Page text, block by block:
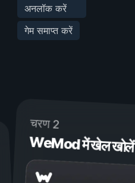
अनलॉक करें
गेम समाप्त करें
चरण 2
WeMod में खेल खोलें